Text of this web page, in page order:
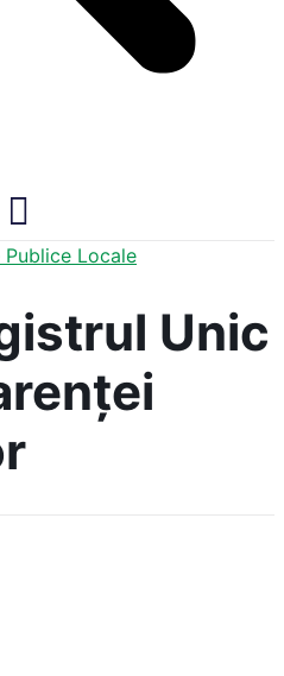
Locale
Unic